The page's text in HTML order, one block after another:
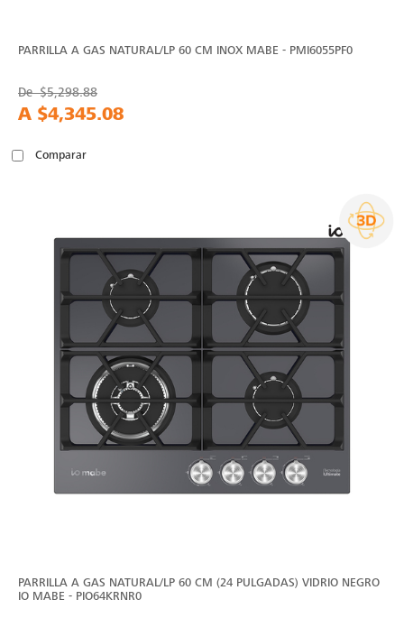
PARRILLA A GAS NATURAL/LP 60 CM INOX MABE - PMI6055PF0
De$5,298.88
A $4,345.08
Comparar
PARRILLA A GAS NATURAL/LP 60 CM (24 PULGADAS) VIDRIO NEGRO
IO MABE - PIO64KRNR0